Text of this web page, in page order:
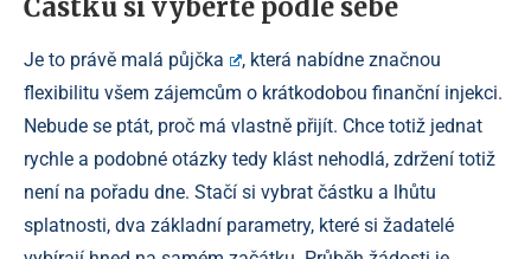
Částku si vyberte podle sebe
Je to právě malá půjčka
, která nabídne značnou
flexibilitu všem zájemcům o krátkodobou finanční injekci.
Nebude se ptát, proč má vlastně přijít. Chce totiž jednat
rychle a podobné otázky tedy klást nehodlá, zdržení totiž
není na pořadu dne. Stačí si vybrat částku a lhůtu
splatnosti, dva základní parametry, které si žadatelé